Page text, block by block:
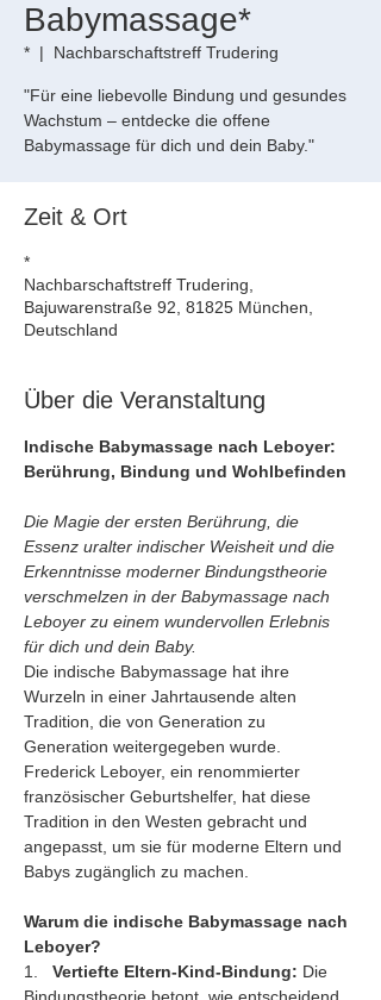
Babymassage*
*
  |
Nachbarschaftstreff Trudering
"Für eine liebevolle Bindung und gesundes
Wachstum – entdecke die offene
Babymassage für dich und dein Baby."
Zeit & Ort
*
Nachbarschaftstreff Trudering,
Bajuwarenstraße 92, 81825 München,
Deutschland
Über die Veranstaltung
Indische Babymassage nach Leboyer:
Berührung, Bindung und Wohlbefinden
Die Magie der ersten Berührung, die
Essenz uralter indischer Weisheit und die
Erkenntnisse moderner Bindungstheorie
verschmelzen in der Babymassage nach
Leboyer zu einem wundervollen Erlebnis
für dich und dein Baby.
Die indische Babymassage hat ihre
Wurzeln in einer Jahrtausende alten
Tradition, die von Generation zu
Generation weitergegeben wurde.
Frederick Leboyer, ein renommierter
französischer Geburtshelfer, hat diese
Tradition in den Westen gebracht und
angepasst, um sie für moderne Eltern und
Babys zugänglich zu machen.
Warum die indische Babymassage nach
Leboyer?
1. Vertiefte Eltern-Kind-Bindung: Die